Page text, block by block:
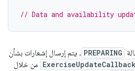
// Data and availability
PREPARING ، يتم إرسال إشعارات بشأن
ExerciseUpdateCallback من خلال